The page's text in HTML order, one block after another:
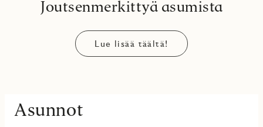
Joutsenmerkittyä asumista
Lue lisää täältä!
Asunnot